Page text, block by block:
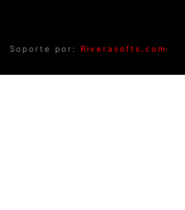
Soporte por: Riverasofts.com